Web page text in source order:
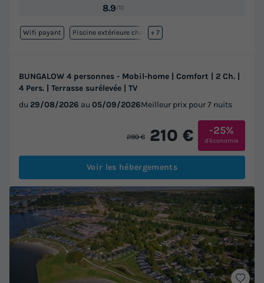
8.9/10
Wifi payant Piscine extérieure chauffée
+ 7
BUNGALOW 4 personnes - Mobil-home | Comfort | 2 Ch. |
4 Pers. | Terrasse surélevée | TV
du 29/08/2026 au 05/09/2026Meilleur prix pour 7 nuits
280 € 210 € -25%
d'économie
Voir les hébergements